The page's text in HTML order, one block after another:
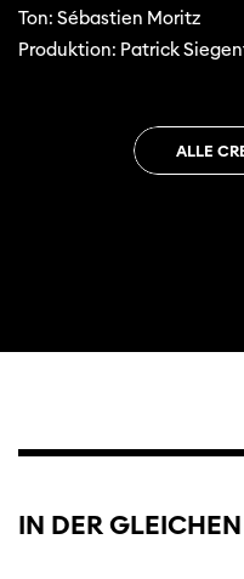
Ton: Sébastien Moritz
Produktion: Patrick
ALLE
IN DER